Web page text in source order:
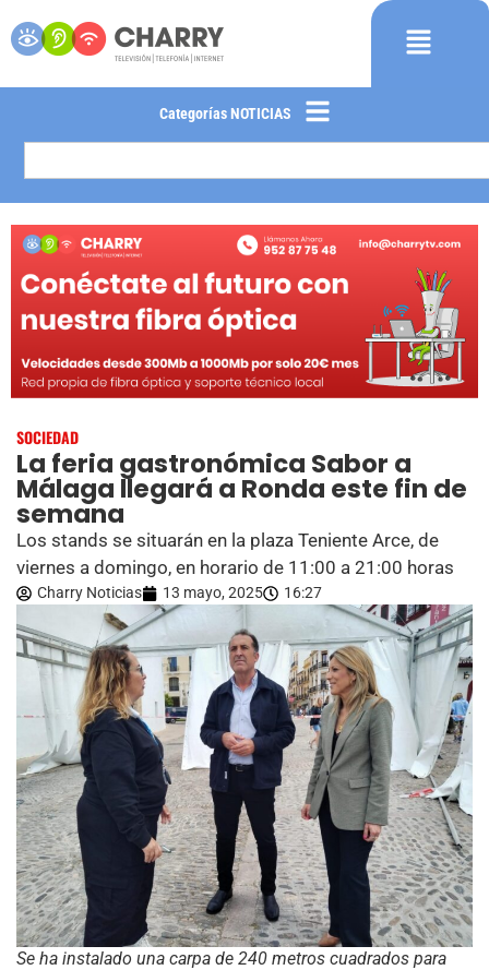
Categorías NOTICIAS
SOCIEDAD
La feria gastronómica Sabor a
Málaga llegará a Ronda este fin de
semana
Los stands se situarán en la plaza Teniente Arce, de
viernes a domingo, en horario de 11:00 a 21:00 horas
Charry Noticias 13 mayo, 2025 16:27
Se ha instalado una carpa de 240 metros cuadrados para